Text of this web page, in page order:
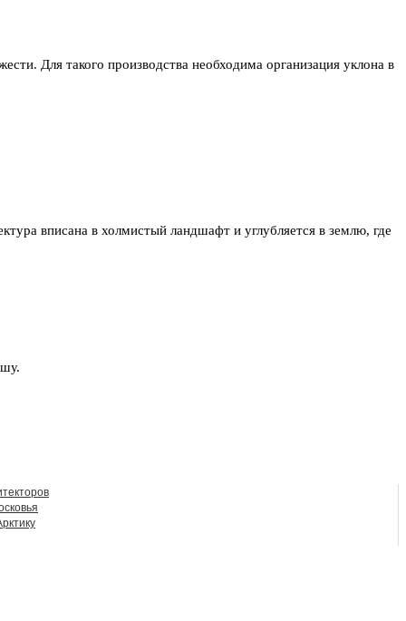
Для такого производства необходима организация уклона в
вписана в холмистый ландшафт и углубляется в землю, где